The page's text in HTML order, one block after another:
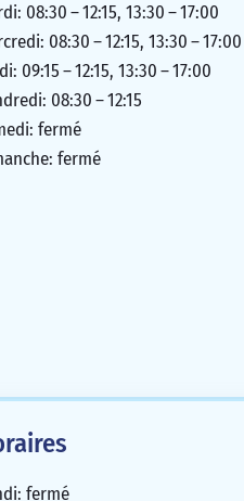
08:30 – 12:15, 13:30 – 17:00
08:30 – 12:15, 13:30 – 17:00
09:15 – 12:15, 13:30 – 17:00
08:30 – 12:15
fermé
fermé
fermé